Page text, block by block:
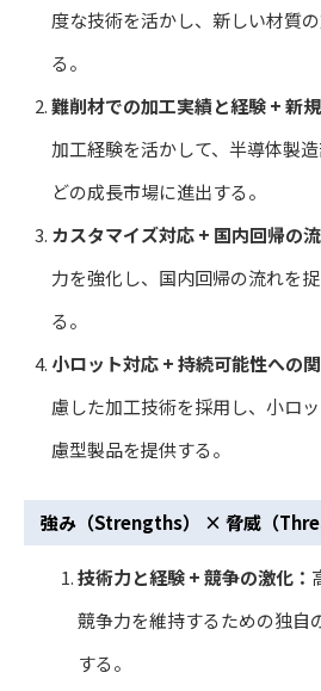
度な技術を活かし、新しい材質
る。
難削材での加工実績と経験 + 新
加工経験を活かして、半導体製
どの成長市場に進出する。
カスタマイズ対応 + 国内回帰の流
力を強化し、国内回帰の流れを
る。
小ロット対応 + 持続可能性への
慮した加工技術を採用し、小ロ
慮型製品を提供する。
強み（Strengths） × 脅威（
技術力と経験 + 競争の激化：
競争力を維持するための独自
する。